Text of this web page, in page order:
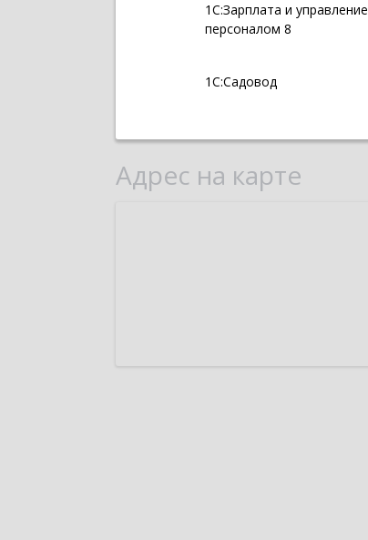
1С:Зарплата и управление
персоналом 8
1С:Садовод
Адрес на карте